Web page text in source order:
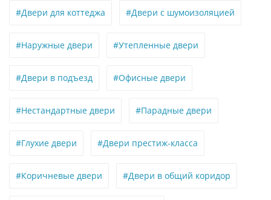
#Двери для коттеджа #Двери с шумоизоляцией
#Наружные двери #Утепленные двери
#Двери в подъезд #Офисные двери
#Нестандартные двери #Парадные двери
#Глухие двери #Двери престиж-класса
#Коричневые двери #Двери в общий коридор